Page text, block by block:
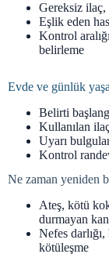
Gereksiz ilaç,
Eşlik eden
Kontrol
belirleme
Evde ve günlük
Belirti
Kullanılan
Uyarı
Kontrol
Ne zaman yeniden
Ateş, kötü
durmayan
Nefes
kötüleşme